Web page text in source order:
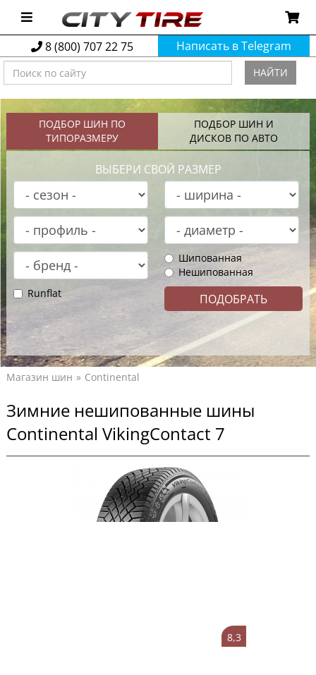
8 (800) 707 22 75 Написать в Telegram
НАЙТИ
ПОДБОР ШИН ПО
ТИПОРАЗМЕРУ
ПОДБОР ШИН И
ДИСКОВ ПО АВТО
ВЫБЕРИ СВОЙ РАЗМЕР
Шипованная
Нешипованная
Runflat
Магазин шин Continental
Зимние нешипованные шины
Continental VikingContact 7
8,3